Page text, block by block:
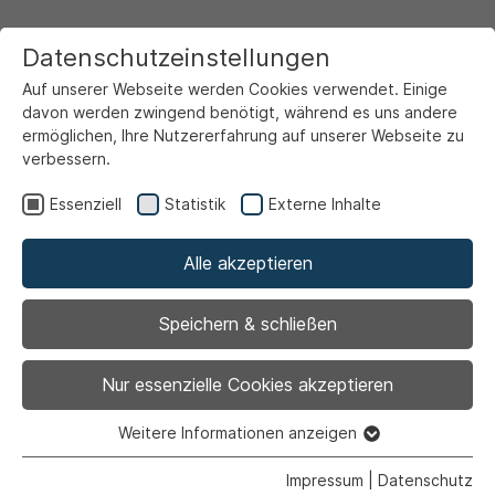
Menschen mit Behinderungen
Barrierefreiheit
Barrierefreiheit
Datenschutzeinstellungen
Auf unserer Webseite werden Cookies verwendet. Einige
davon werden zwingend benötigt, während es uns andere
ermöglichen, Ihre Nutzererfahrung auf unserer Webseite zu
verbessern.
Essenziell Statistik Externe Inhalte
Alle akzeptieren
Speichern & schließen
Nur essenzielle Cookies akzeptieren
Essenzielle Cookies werden für grundlegende Funktionen
Weitere Informationen anzeigen
Impressum Datenschutz